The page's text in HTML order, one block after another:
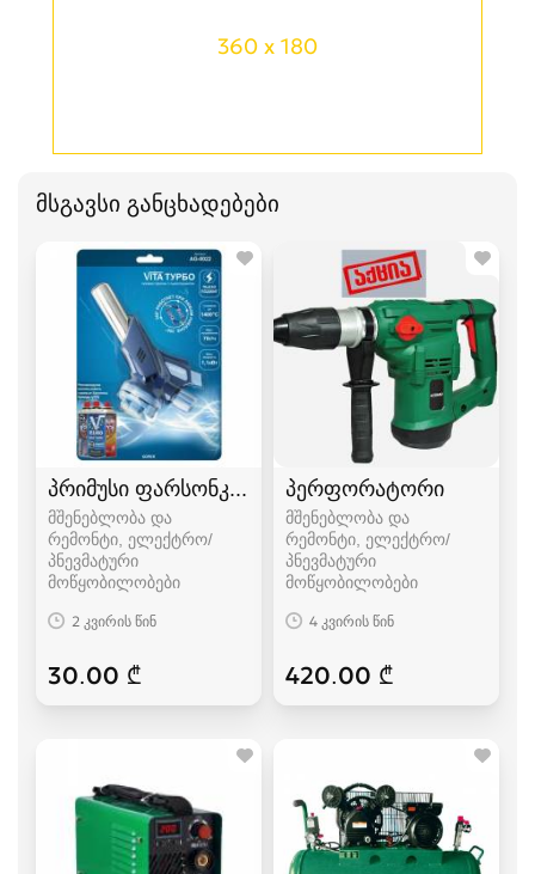
360 x 180
მსგავსი განცხადებები
პრიმუსი ფარსონკა ფუსფუსა
მშენებლობა და
რემონტი, ელექტრო/
პნევმატური
მოწყობილობები
2 კვირის წინ
30.00 ₾
პერფორატორი
მშენებლობა და
რემონტი, ელექტრო/
პნევმატური
მოწყობილობები
4 კვირის წინ
420.00 ₾